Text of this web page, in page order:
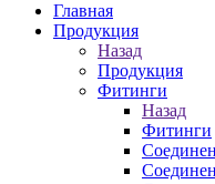
Главная
Продукция
Назад
Продукция
Фитинги
Назад
Фитинги